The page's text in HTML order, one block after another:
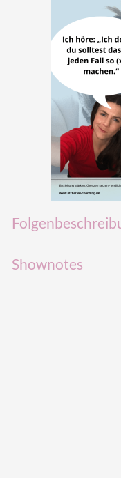
Shownotes